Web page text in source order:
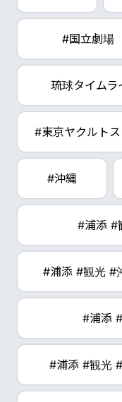
#国立劇場
琉球タイムラ
#東京ヤクルト
#沖縄
#浦添 #
#浦添 #観光 #
#浦添
#浦添 #観光